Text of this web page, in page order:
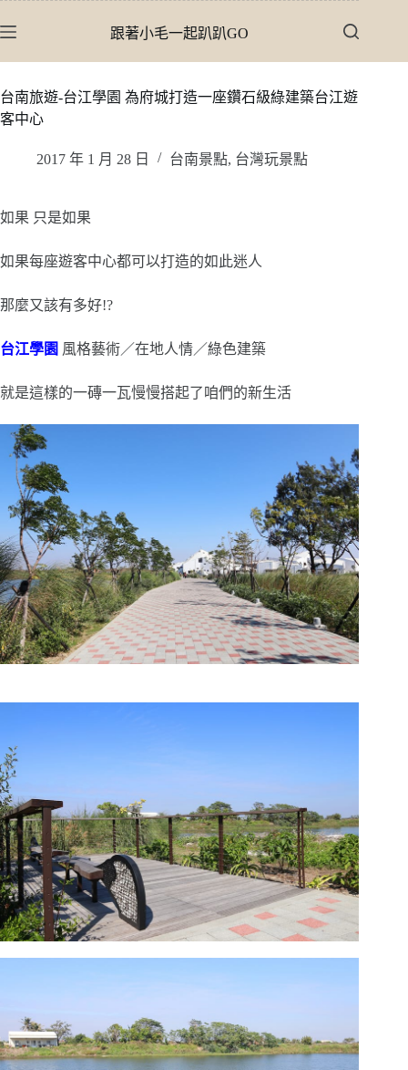
至
內
容
跟著小毛一起趴趴GO
台南旅遊-台江學園 為府城打造一座鑽石級綠建築台江遊
客中心
2017 年 1 月 28 日 台南景點, 台灣玩景點
如果 只是如果
如果每座遊客中心都可以打造的如此迷人
那麼又該有多好!?
台江學園 風格藝術／在地人情／綠色建築
就是這樣的一磚一瓦慢慢搭起了咱們的新生活